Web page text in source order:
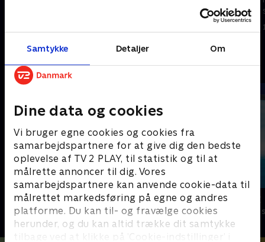
Samtykke Detaljer Om
Dine data og cookies
Vi bruger egne cookies og cookies fra
samarbejdspartnere for at give dig den bedste
oplevelse af TV 2 PLAY, til statistik og til at
målrette annoncer til dig. Vores
samarbejdspartnere kan anvende cookie-data til
målrettet markedsføring på egne og andres
platforme. Du kan til- og fravælge cookies
herunder, og du kan altid trække dit samtykke
tilbage ved at klikke på ’Cookie-indstillinger’ i
Jack, og vil gerne indhente den
Andre så også
StoryZoo
Børneserier • 2 sæsoner
Vicke Viking
Børneserier • 1